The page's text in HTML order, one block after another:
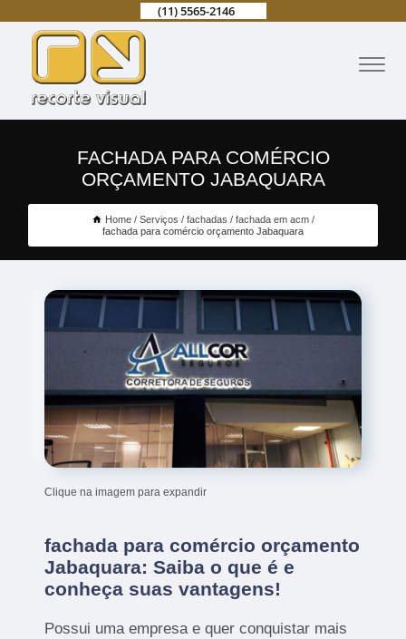
(11) 5565-2146
FACHADA PARA COMÉRCIO
ORÇAMENTO JABAQUARA
Home Serviços fachadas
fachada em acm
fachada para comércio orçamento Jabaquara
Clique na imagem para expandir
fachada para comércio orçamento
Jabaquara: Saiba o que é e
conheça suas vantagens!
Possui uma empresa e quer conquistar mais